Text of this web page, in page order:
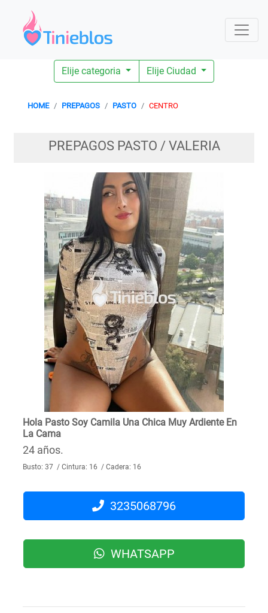
Elije categoria Elije Ciudad
HOME PREPAGOS PASTO CENTRO
PREPAGOS PASTO / VALERIA
Hola Pasto Soy Camila Una Chica Muy Ardiente En
La Cama
24 años.
Busto: 37 / Cintura: 16 / Cadera: 16
3235068796
WHATSAPP